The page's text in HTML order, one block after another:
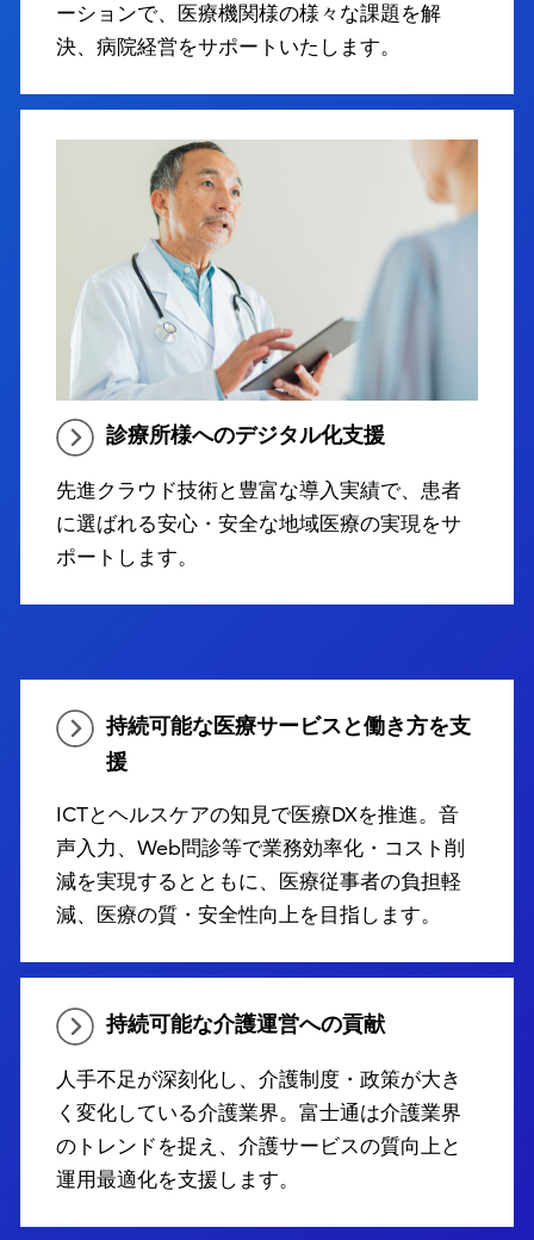
ーションで、医療機関様の様々な課題を解
決、病院経営をサポートいたします。
診療所様へのデジタル化支援
先進クラウド技術と豊富な導入実績で、患者
に選ばれる安心・安全な地域医療の実現をサ
ポートします。
持続可能な医療サービスと働き方を支
援
ICTとヘルスケアの知見で医療DXを推進。音
声入力、Web問診等で業務効率化・コスト削
減を実現するとともに、医療従事者の負担軽
減、医療の質・安全性向上を目指します。
持続可能な介護運営への貢献
人手不足が深刻化し、介護制度・政策が大き
く変化している介護業界。富士通は介護業界
のトレンドを捉え、介護サービスの質向上と
運用最適化を支援します。